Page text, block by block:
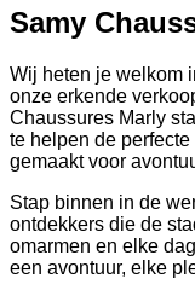
Samy
Wij heten je welkom
onze erkende
Chaussures Marly
te helpen de
gemaakt voor
Stap binnen in de
ontdekkers die de
omarmen en elke
een avontuur, elke